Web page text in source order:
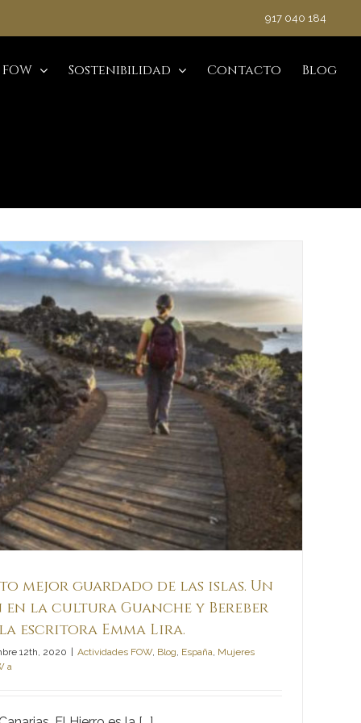
917 040 184
Sostenibilidad Contacto Blog
mejor guardado de las islas. Un
en la cultura Guanche y Bereber
escritora Emma Lira.
12th, 2020 Actividades FOW, Blog, España, Mujeres
a